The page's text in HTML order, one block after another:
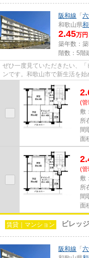
阪和線 「
和歌山県
2.45万円
築年数：
階数：5階
ぜひ一度見ていただきたい、
ンです。和歌山市で新生活を
(
敷
所
間
面
(
敷
所
間
面
賃貸｜マンション ビレッ
阪和線 「